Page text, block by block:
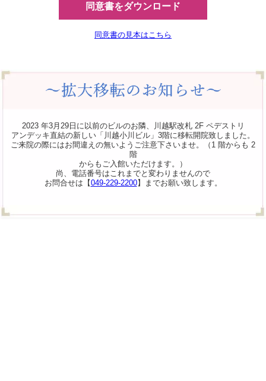
同意書をダウンロード
同意書の見本はこちら
2023 年3月29日に以前のビルのお隣、川越駅改札 2F ペデストリ
アンデッキ直結の新しい「川越小川ビル」3階に移転開院致しました。
ご来院の際にはお間違えの無いようご注意下さいませ。（1 階からも 2
階
からもご入館いただけます。）
尚、電話番号はこれまでと変わりませんので
お問合せは【049-229-2200】までお願い致します。